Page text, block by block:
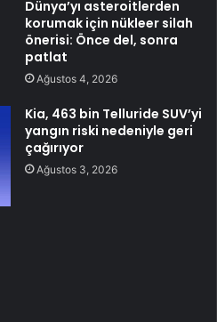
Dünya’yı asteroitlerden
korumak için nükleer silah
önerisi: Önce del, sonra
patlat
Ağustos 4, 2026
Kia, 463 bin Telluride SUV’yi
yangın riski nedeniyle geri
çağırıyor
Ağustos 3, 2026